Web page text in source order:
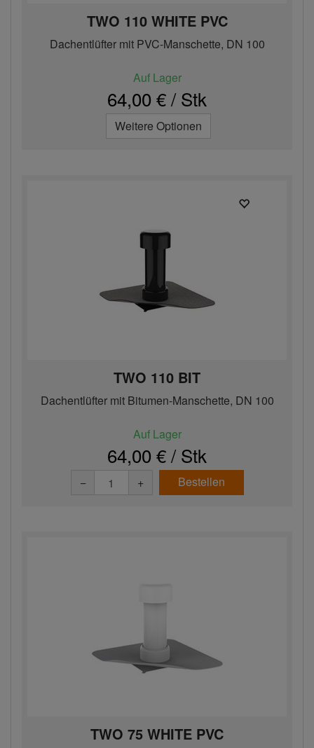
TWO 110 WHITE PVC
Dachentlüfter mit PVC-Manschette, DN 100
Auf Lager
64,00 € / Stk
Weitere Optionen
TWO 110 BIT
Dachentlüfter mit Bitumen-Manschette, DN 100
Auf Lager
64,00 € / Stk
− + Bestellen
TWO 75 WHITE PVC